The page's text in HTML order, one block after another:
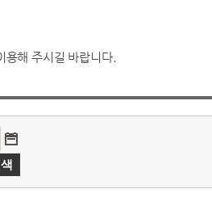
용해 주시길 바랍니다.